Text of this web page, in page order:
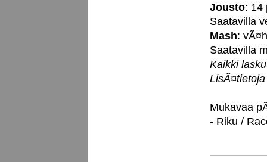
Jousto: 14
Saatavilla
Mash:
Saatavilla
Kaikki
Mukavaa
- Riku /